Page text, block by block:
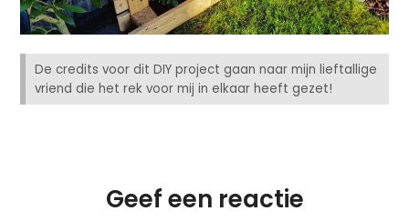
De credits voor dit DIY project gaan naar mijn lieftallige
vriend die het rek voor mij in elkaar heeft gezet!
Geef een reactie